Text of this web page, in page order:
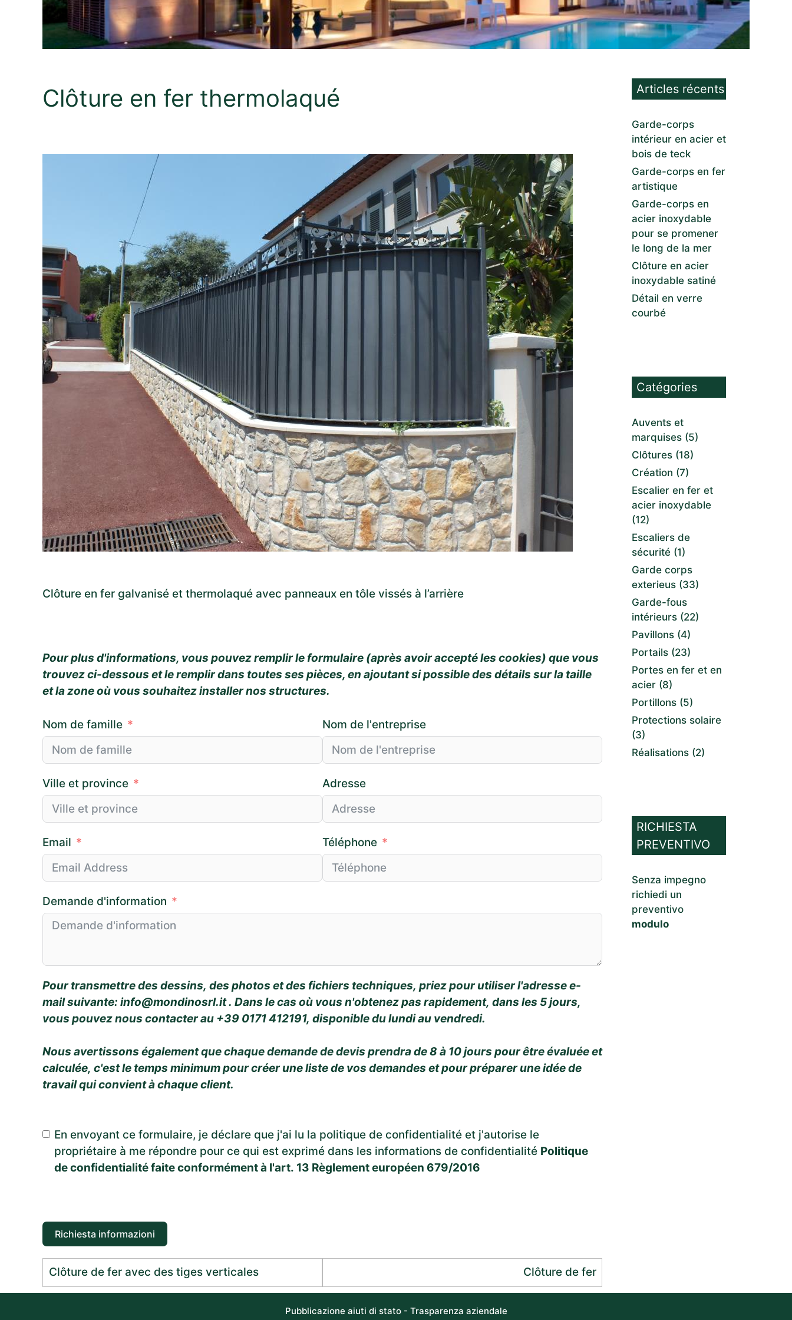
Clôture en fer thermolaqué
Clôture en fer galvanisé et thermolaqué avec panneaux en tôle vissés à l’arrière
Pour plus d'informations, vous pouvez remplir le formulaire (après avoir accepté les cookies) que vous
trouvez ci-dessous et le remplir dans toutes ses pièces, en ajoutant si possible des détails sur la taille
et la zone où vous souhaitez installer nos structures.
Nom de famille Nom de l'entreprise
Ville et province Adresse
Email Téléphone
Demande d'information
Pour transmettre des dessins, des photos et des fichiers techniques, priez pour utiliser l'adresse e-
mail suivante: info@mondinosrl.it. Dans le cas où vous n'obtenez pas rapidement, dans les 5 jours,
vous pouvez nous contacter au +39 0171 412191, disponible du lundi au vendredi.
Nous avertissons également que chaque demande de devis prendra de 8 à 10 jours pour être évaluée et
calculée, c'est le temps minimum pour créer une liste de vos demandes et pour préparer une idée de
travail qui convient à chaque client.
En envoyant ce formulaire, je déclare que j'ai lu la politique de confidentialité et j'autorise le
propriétaire à me répondre pour ce qui est exprimé dans les informations de confidentialité Politique
de confidentialité faite conformément à l'art. 13 Règlement européen 679/2016
Richiesta informazioni
Clôture de fer avec des tiges verticales Clôture de fer
Articles récents
Garde-corps
intérieur en acier et
bois de teck
Garde-corps en fer
artistique
Garde-corps en
acier inoxydable
pour se promener
le long de la mer
Clôture en acier
inoxydable satiné
Détail en verre
courbé
Catégories
Auvents et
marquises (5)
Clôtures (18)
Création (7)
Escalier en fer et
acier inoxydable
(12)
Escaliers de
sécurité (1)
Garde corps
exterieus (33)
Garde-fous
intérieurs (22)
Pavillons (4)
Portails (23)
Portes en fer et en
acier (8)
Portillons (5)
Protections solaire
(3)
Réalisations (2)
RICHIESTA
PREVENTIVO
Senza impegno
richiedi un
preventivo
modulo
Pubblicazione aiuti di stato - Trasparenza aziendale